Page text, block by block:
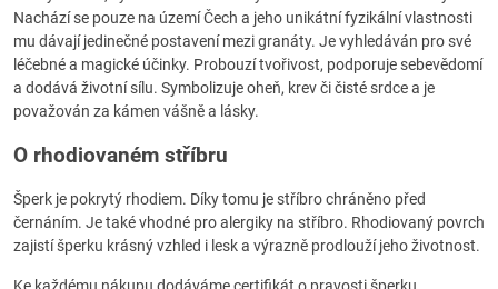
Nachází se pouze na území Čech a jeho unikátní fyzikální vlastnosti
mu dávají jedinečné postavení mezi granáty. Je vyhledáván pro své
léčebné a magické účinky. Probouzí tvořivost, podporuje sebevědomí
a dodává životní sílu. Symbolizuje oheň, krev či čisté srdce a je
považován za kámen vášně a lásky.
O rhodiovaném stříbru
Šperk je pokrytý rhodiem. Díky tomu je stříbro chráněno před
černáním. Je také vhodné pro alergiky na stříbro. Rhodiovaný povrch
zajistí šperku krásný vzhled i lesk a výrazně prodlouží jeho životnost.